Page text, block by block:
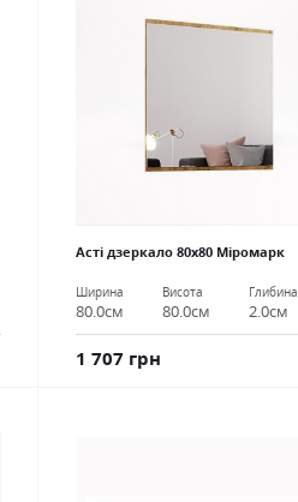
Асті дзеркало 80х80 Міромарк
Ширина
80.0см
Висота
80.0см
Глибина
2.0см
1 707 грн